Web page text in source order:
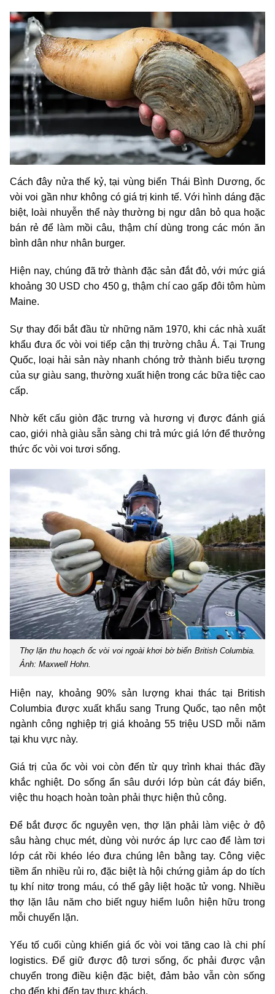
Cách đây nửa thế kỷ, tại vùng biển Thái Bình Dương, ốc
vòi voi gần như không có giá trị kinh tế. Với hình dáng đặc
biệt, loài nhuyễn thể này thường bị ngư dân bỏ qua hoặc
bán rẻ để làm mồi câu, thậm chí dùng trong các món ăn
bình dân như nhân burger.
Hiện nay, chúng đã trở thành đặc sản đắt đỏ, với mức giá
khoảng 30 USD cho 450 g, thậm chí cao gấp đôi tôm hùm
Maine.
Sự thay đổi bắt đầu từ những năm 1970, khi các nhà xuất
khẩu đưa ốc vòi voi tiếp cận thị trường châu Á. Tại Trung
Quốc, loại hải sản này nhanh chóng trở thành biểu tượng
của sự giàu sang, thường xuất hiện trong các bữa tiệc cao
cấp.
Nhờ kết cấu giòn đặc trưng và hương vị được đánh giá
cao, giới nhà giàu sẵn sàng chi trả mức giá lớn để thưởng
thức ốc vòi voi tươi sống.
Thợ lặn thu hoạch ốc vòi voi ngoài khơi bờ biển British Columbia.
Ảnh: Maxwell Hohn.
Hiện nay, khoảng 90% sản lượng khai thác tại British
Columbia được xuất khẩu sang Trung Quốc, tạo nên một
ngành công nghiệp trị giá khoảng 55 triệu USD mỗi năm
tại khu vực này.
Giá trị của ốc vòi voi còn đến từ quy trình khai thác đầy
khắc nghiệt. Do sống ẩn sâu dưới lớp bùn cát đáy biển,
việc thu hoạch hoàn toàn phải thực hiện thủ công.
Để bắt được ốc nguyên vẹn, thợ lặn phải làm việc ở độ
sâu hàng chục mét, dùng vòi nước áp lực cao để làm tơi
lớp cát rồi khéo léo đưa chúng lên bằng tay. Công việc
tiềm ẩn nhiều rủi ro, đặc biệt là hội chứng giảm áp do tích
tụ khí nitơ trong máu, có thể gây liệt hoặc tử vong. Nhiều
thợ lặn lâu năm cho biết nguy hiểm luôn hiện hữu trong
mỗi chuyến lặn.
Yếu tố cuối cùng khiến giá ốc vòi voi tăng cao là chi phí
logistics. Để giữ được độ tươi sống, ốc phải được vận
chuyển trong điều kiện đặc biệt, đảm bảo vẫn còn sống
cho đến khi đến tay thực khách.